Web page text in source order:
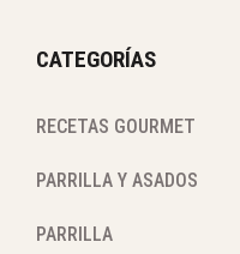
CATEGORÍAS
RECETAS GOURMET
PARRILLA Y ASADOS
PARRILLA